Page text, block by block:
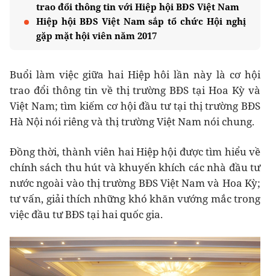
trao đổi thông tin với Hiệp hội BĐS Việt Nam
Hiệp hội BĐS Việt Nam sắp tổ chức Hội nghị
gặp mặt hội viên năm 2017
Buổi làm việc giữa hai Hiệp hôi lần này là cơ hội
trao đổi thông tin về thị trường BĐS tại Hoa Kỳ và
Việt Nam; tìm kiếm cơ hội đầu tư tại thị trường BĐS
Hà Nội nói riêng và thị trường Việt Nam nói chung.
Đồng thời, thành viên hai Hiệp hội được tìm hiểu về
chính sách thu hút và khuyến khích các nhà đầu tư
nước ngoài vào thị trường BĐS Việt Nam và Hoa Kỳ;
tư vấn, giải thích những khó khăn vướng mắc trong
việc đầu tư BĐS tại hai quốc gia.